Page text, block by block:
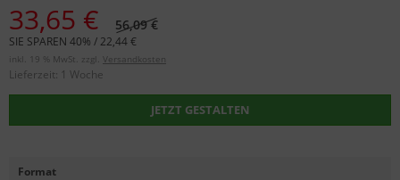
33,65 € 56,09 €
SIE SPAREN 40% / 22,44 €
inkl. 19 % MwSt. zzgl. Versandkosten
Lieferzeit: 1 Woche
JETZT GESTALTEN
Format